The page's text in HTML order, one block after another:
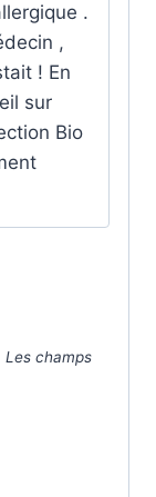
.
,
! En
sur
Bio
Les champs